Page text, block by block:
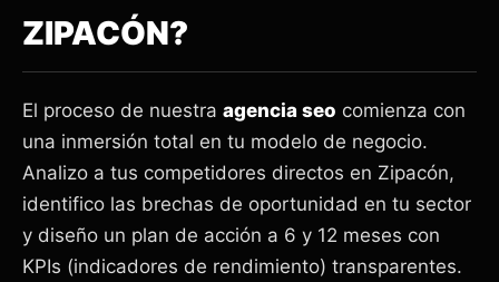
ZIPACÓN?
El proceso de nuestra agencia seo comienza con
una inmersión total en tu modelo de negocio.
Analizo a tus competidores directos en Zipacón,
identifico las brechas de oportunidad en tu sector
y diseño un plan de acción a 6 y 12 meses con
KPIs (indicadores de rendimiento) transparentes.